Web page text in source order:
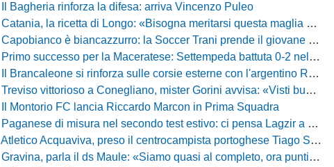
Il Bagheria rinforza la difesa: arriva Vincenzo Puleo
Catania, la ricetta di Longo: «Bisogna meritarsi questa maglia ogni singolo giorno»
Capobianco è biancazzurro: la Soccer Trani prende il giovane attaccante ex Monopoli
Primo successo per la Maceratese: Settempeda battuta 0-2 nella ripresa
Il Brancaleone si rinforza sulle corsie esterne con l'argentino Rotela
Treviso vittorioso a Conegliano, mister Gorini avvisa: «Visti buoni spunti, ma c'è ancora tanto da lavorare»
Il Montorio FC lancia Riccardo Marcon in Prima Squadra
Paganese di misura nel secondo test estivo: ci pensa Lagzir a piegare l'Equipe Campania
Atletico Acquaviva, preso il centrocampista portoghese Tiago Santos
Gravina, parla il ds Maule: «Siamo quasi al completo, ora puntiamo sugli esterni d'attacco»